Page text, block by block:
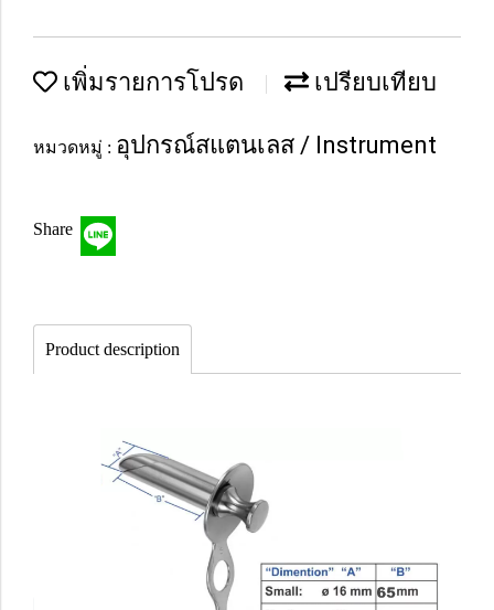
เพิ่มรายการโปรด เปรียบเทียบ
หมวดหมู่ : อุปกรณ์สแตนเลส / Instrument
Share
Product description